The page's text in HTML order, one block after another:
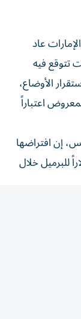
تتوقع فيه
الأوضاع،
اعتباراً
إن افتراضها
سعر خام برنت عند 87 دولاراً للبرميل خلال
مقارنة